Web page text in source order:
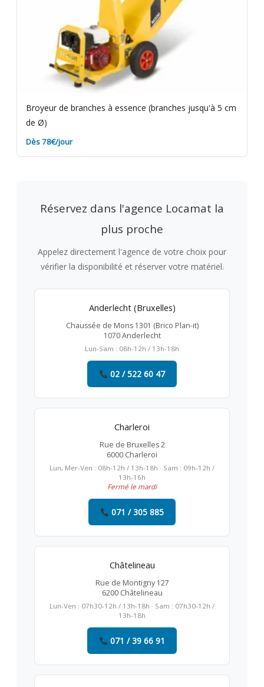
Broyeur de branches à essence (branches jusqu'à 5 cm
de Ø)
Dès 78€/jour
Réservez dans l'agence Locamat la
plus proche
Appelez directement l'agence de votre choix pour
vérifier la disponibilité et réserver votre matériel.
Anderlecht (Bruxelles)
Chaussée de Mons 1301 (Brico Plan-it)
1070 Anderlecht
Lun-Sam : 08h-12h / 13h-18h
02 / 522 60 47
Charleroi
Rue de Bruxelles 2
6000 Charleroi
Lun, Mer-Ven : 08h-12h / 13h-18h · Sam : 09h-12h /
13h-16h
Fermé le mardi
071 / 305 885
Châtelineau
Rue de Montigny 127
6200 Châtelineau
Lun-Ven : 07h30-12h / 13h-18h · Sam : 07h30-12h /
13h-18h
071 / 39 66 91